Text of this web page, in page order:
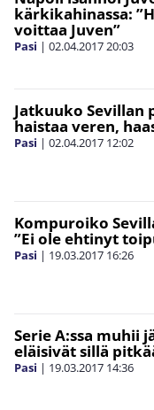
kärkikahinassa:
voittaa Juven”
Pasi | 02.04.201720:03
Jatkuuko Sevillan
haistaa veren,
Pasi | 02.04.2017 12:02
Kompuroiko
”Ei ole ehtinyt
Pasi | 19.03.2017 16:26
Serie A:ssa muhii
eläisivät sillä
Pasi | 19.03.2017 14:36